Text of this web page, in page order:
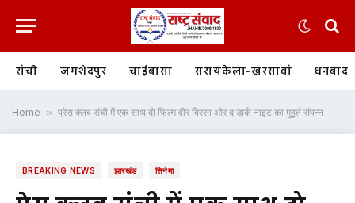
रांची जमशेदपुर चाईबासा सरायकेला-खरसावां धनबाद
Home » प्रेस क्लब रांची में एक साथ दो फिल्म वीर बिरसा और द डार्क नाइट का मुहूर्त संपन्न
BREAKING NEWS झारखंड सिनेमा